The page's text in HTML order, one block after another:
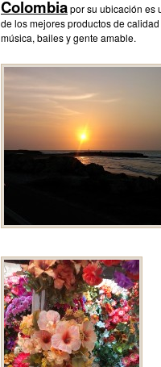
Colombiapor su ubicación es
de los mejores productos de
música, bailes y gente amable.